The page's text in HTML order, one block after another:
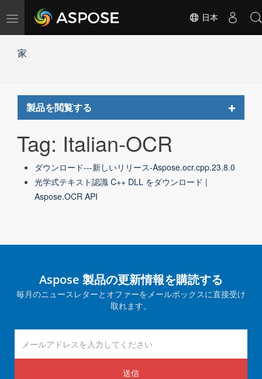
ナ
ー
替
日本
家
製品を閲覧する
Toggle
Tag: Italian-OCR
ダウンロード---新しいリリース-Aspose.ocr.cpp.23.8.0
光学式テキスト認識 C++ DLL をダウンロード |
Aspose.OCR API
Aspose 製品の更新情報を購読する
毎月のニュースレターとオファーをメールボックスに直接受け
取れます。
送信